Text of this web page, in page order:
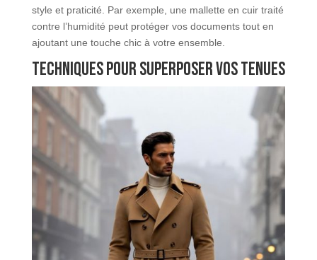
style et praticité. Par exemple, une mallette en cuir traité
contre l’humidité peut protéger vos documents tout en
ajoutant une touche chic à votre ensemble.
Techniques pour superposer vos tenues